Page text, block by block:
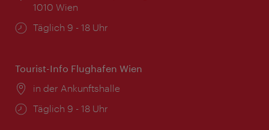
1010 Wien
Öffnungszeiten:
Täglich 9 - 18 Uhr
Tourist-Info Flughafen Wien
Ort:
in der Ankunftshalle
Öffnungszeiten:
Täglich 9 - 18 Uhr